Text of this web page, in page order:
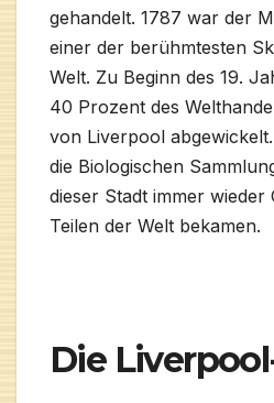
gehandelt. 1787 war der
einer der berühmtesten
Welt. Zu Beginn des 19.
40 Prozent des
von Liverpool
die Biologischen
dieser Stadt immer wieder
Teilen der Welt bekamen.
Die